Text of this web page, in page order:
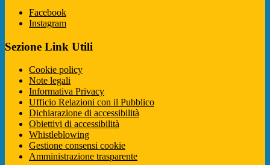
Facebook
Instagram
Sezione Link Utili
Cookie policy
Note legali
Informativa Privacy
Ufficio Relazioni con il Pubblico
Dichiarazione di accessibilità
Obiettivi di accessibilità
Whistleblowing
Gestione consensi cookie
Amministrazione trasparente